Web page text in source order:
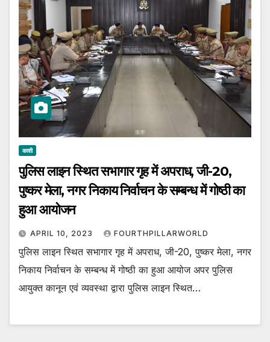
काशी
पुलिस लाइन स्थित सभागार गृह में अपराध, जी-20,
पुष्कर मेला, नगर निकाय निर्वाचन के सम्बन्ध में गोष्ठी का
हुआ आयोजन
APRIL 10, 2023 FOURTHPILLARWORLD
पुलिस लाइन स्थित सभागार गृह में अपराध, जी-20, पुष्कर मेला, नगर
निकाय निर्वाचन के सम्बन्ध में गोष्ठी का हुआ आयोज अपर पुलिस
आयुक्त कानून एवं व्यवस्था द्वारा पुलिस लाइन स्थित…